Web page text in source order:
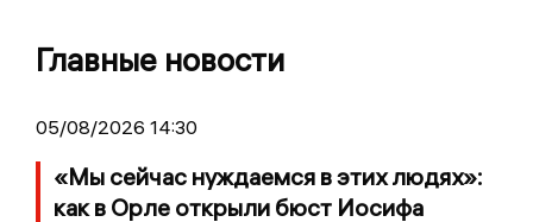
Главные новости
05/08/2026 14:30
«Мы сейчас нуждаемся в этих людях»:
как в Орле открыли бюст Иосифа